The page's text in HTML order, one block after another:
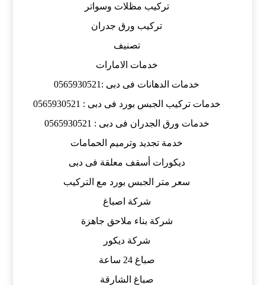
تركيب مظلات وسواتر
تركيب ورق جدران
تصنيف
خدمات الامارات
خدمات الدهانات فى دبى :0565930521
خدمات تركيب الجبس بورد فى دبى : 0565930521
خدمات ورق الجدران فى دبى : 0565930521
خدمة تجديد وترميم الحمامات
ديكورات أسقف معلقة فى دبى
سعر متر الجبس بورد مع التركيب
شركة اصباغ
شركة بناء ملاحق جاهزة
شركة ديكور
صباغ 24 ساعة
صباغ الشارقة